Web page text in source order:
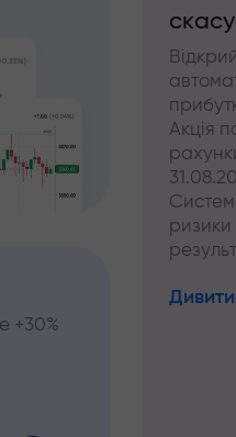
+30%
Акція
ризики